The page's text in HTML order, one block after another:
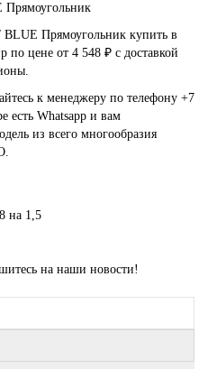
Прямоугольник
Прямоугольник купить в
по цене от 4 548 ₽ с доставкой
к менеджеру по телефону +7
есть Whatsapp и вам
из всего многообразия
на 1,5
на наши новости!